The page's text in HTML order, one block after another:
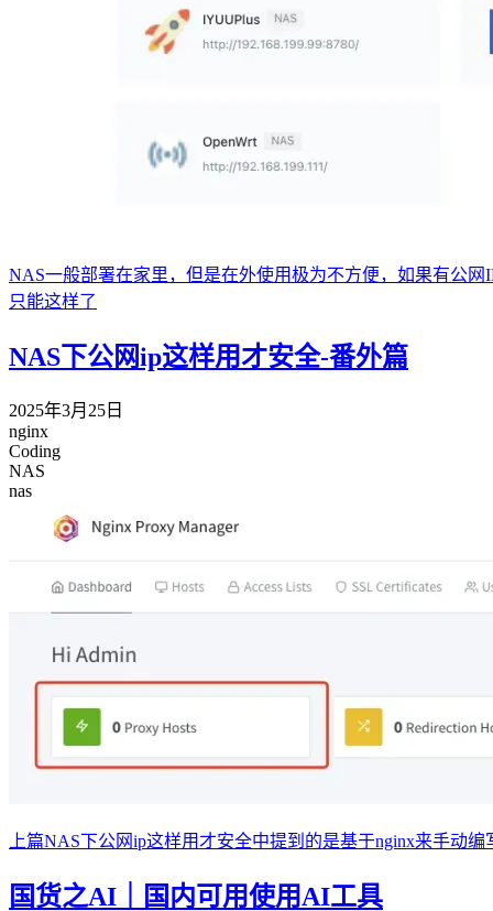
NAS一般部署在家里，但是在外使用极为不方便，如果有公
只能这样了
NAS下公网ip这样用才安全-番外篇
2025年3月25日
nginx
Coding
NAS
nas
上篇NAS下公网ip这样用才安全中提到的是基于nginx来手动
国货之AI｜国内可用使用AI工具